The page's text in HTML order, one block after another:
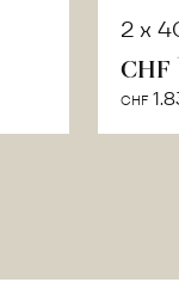
2 x
CHF
CHF